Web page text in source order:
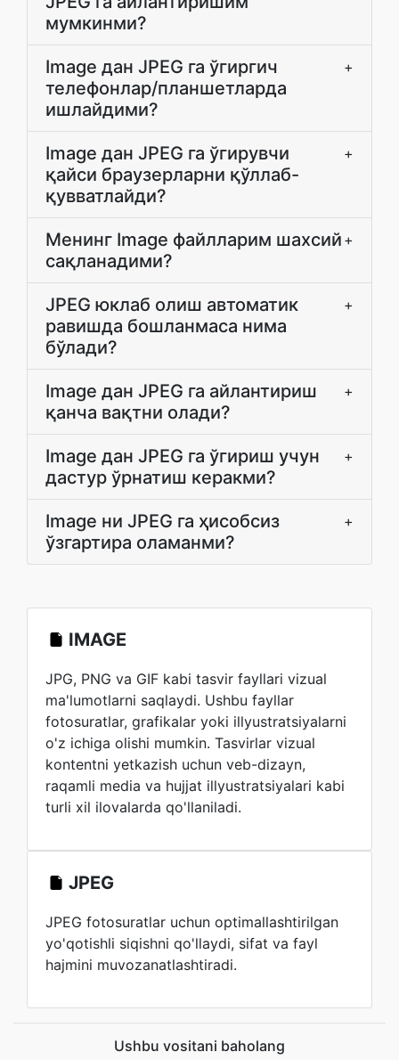
мумкинми?
Image дан JPEG га ўгиргич
телефонлар/планшетларда
ишлайдими?
+
Image дан JPEG га ўгирувчи
қайси браузерларни қўллаб-
қувватлайди?
+
Менинг Image файлларим шахсий
сақланадими?
+
JPEG юклаб олиш автоматик
равишда бошланмаса нима
бўлади?
+
Image дан JPEG га айлантириш
қанча вақтни олади?
+
Image дан JPEG га ўгириш учун
дастур ўрнатиш керакми?
+
Image ни JPEG га ҳисобсиз
ўзгартира оламанми?
+
IMAGE
JPG, PNG va GIF kabi tasvir fayllari vizual
ma'lumotlarni saqlaydi. Ushbu fayllar
fotosuratlar, grafikalar yoki illyustratsiyalarni
o'z ichiga olishi mumkin. Tasvirlar vizual
kontentni yetkazish uchun veb-dizayn,
raqamli media va hujjat illyustratsiyalari kabi
turli xil ilovalarda qo'llaniladi.
JPEG
JPEG fotosuratlar uchun optimallashtirilgan
yo'qotishli siqishni qo'llaydi, sifat va fayl
hajmini muvozanatlashtiradi.
Ushbu vositani baholang